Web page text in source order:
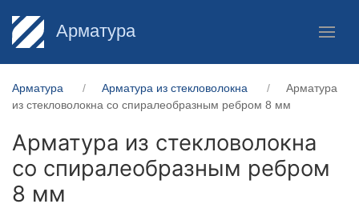
Арматура
Арматура Арматура из стекловолокна
Арматура
из стекловолокна со спиралеобразным ребром 8 мм
Арматура из стекловолокна
со спиралеобразным ребром
8 мм